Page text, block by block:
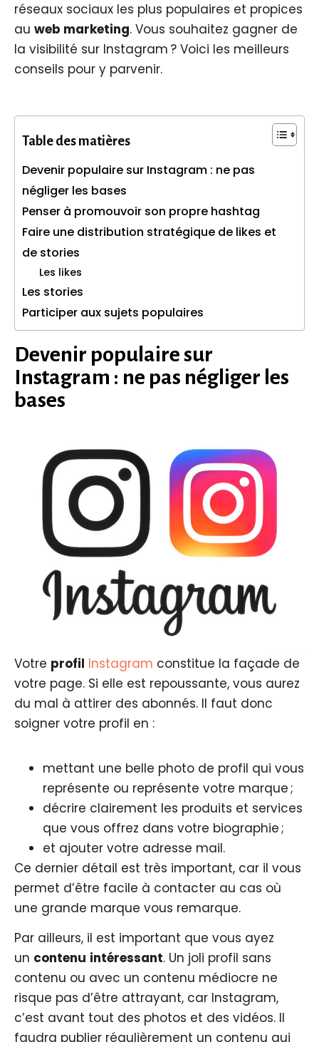
réseaux sociaux les plus populaires et propices
au web marketing. Vous souhaitez gagner de
la visibilité sur Instagram ? Voici les meilleurs
conseils pour y parvenir.
Table des matières
Devenir populaire sur Instagram : ne pas
négliger les bases
Penser à promouvoir son propre hashtag
Faire une distribution stratégique de likes et
de stories
Les likes
Les stories
Participer aux sujets populaires
Devenir populaire sur
Instagram : ne pas négliger les
bases
Votre profil Instagram constitue la façade de
votre page. Si elle est repoussante, vous aurez
du mal à attirer des abonnés. Il faut donc
soigner votre profil en :
mettant une belle photo de profil qui vous
représente ou représente votre marque ;
décrire clairement les produits et services
que vous offrez dans votre biographie ;
et ajouter votre adresse mail.
Ce dernier détail est très important, car il vous
permet d’être facile à contacter au cas où
une grande marque vous remarque.
Par ailleurs, il est important que vous ayez
un contenu intéressant. Un joli profil sans
contenu ou avec un contenu médiocre ne
risque pas d’être attrayant, car Instagram,
c’est avant tout des photos et des vidéos. Il
faudra publier régulièrement un contenu qui